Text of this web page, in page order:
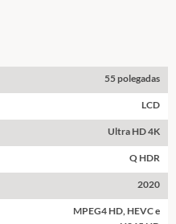
55 polegadas
LCD
Ultra HD 4K
Q HDR
2020
MPEG4 HD, HEVC e